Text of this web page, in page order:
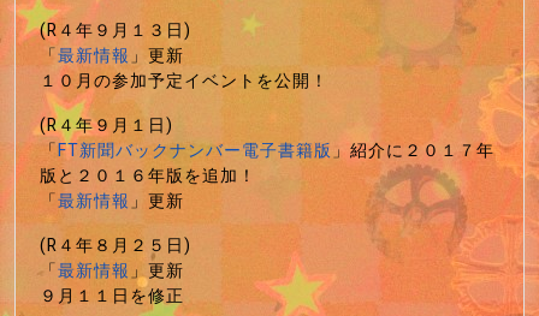
(R４年９月１３日)
「最新情報」更新
１０月の参加予定イベントを公開！
(R４年９月１日)
「FT新聞バックナンバー電子書籍版」紹介に２０１７年
版と２０１６年版を追加！
「最新情報」更新
(R４年８月２５日)
「最新情報」更新
９月１１日を修正